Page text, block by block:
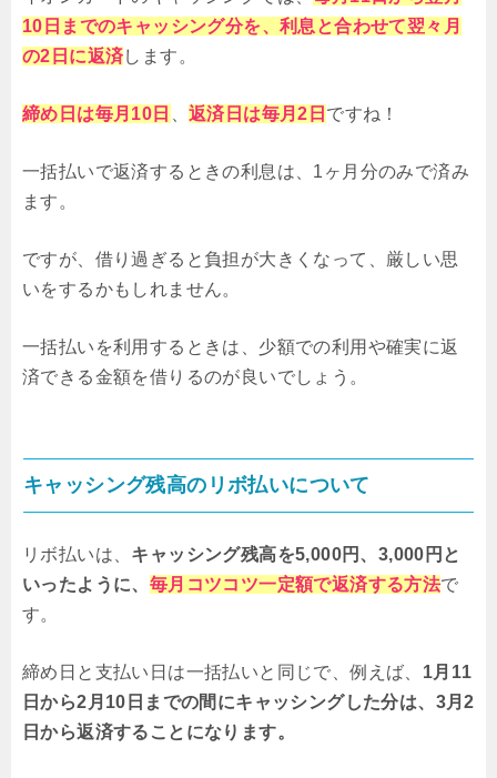
10日までのキャッシング分を、利息と合わせて翌々月
の2日に返済します。
締め日は毎月10日 、返済日は毎月2日 ですね！
一括払いで返済するときの利息は、1ヶ月分のみで済み
ます。
ですが、借り過ぎると負担が大きくなって、厳しい思
いをするかもしれません。
一括払いを利用するときは、少額での利用や確実に返
済できる金額を借りるのが良いでしょう。
キャッシング残高のリボ払いについて
リボ払いは、 キャッシング残高を5,000円、3,000円と
いったように、 毎月コツコツ一定額で返済する方法で
す。
締め日と支払い日は一括払いと同じで、例えば、 1月11
日から2月10日までの間にキャッシングした分は、3月2
日から返済することになります。